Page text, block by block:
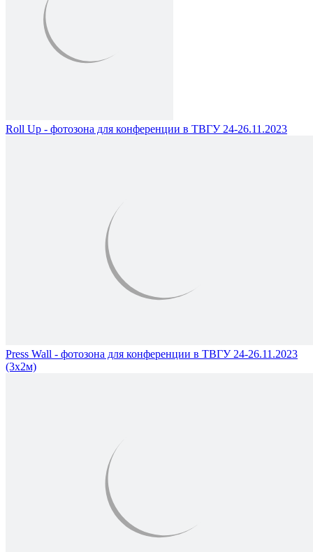
Roll Up - фотозона для конференции в ТВГУ 24-26.11.2023
Press Wall - фотозона для конференции в ТВГУ 24-26.11.2023
(3х2м)